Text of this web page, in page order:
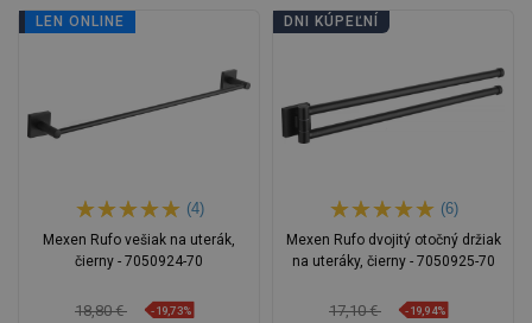
LEN ONLINE
DNI KÚPEĽNÍ
(4)
Mexen Rufo vešiak na uterák,
čierny - 7050924-70
18,80 € -19,73%
DNI KÚPEĽNÍ
(6)
Mexen Rufo dvojitý otočný držiak
na uteráky, čierny - 7050925-70
17,10 € -19,94%